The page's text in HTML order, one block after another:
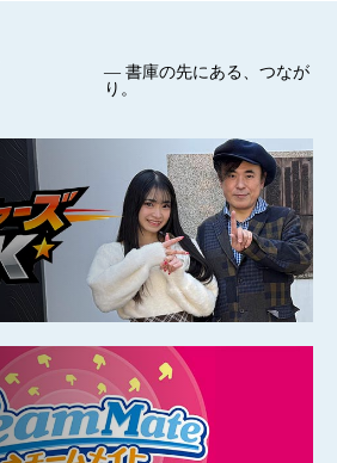
— 書庫の先にある、つなが
り。